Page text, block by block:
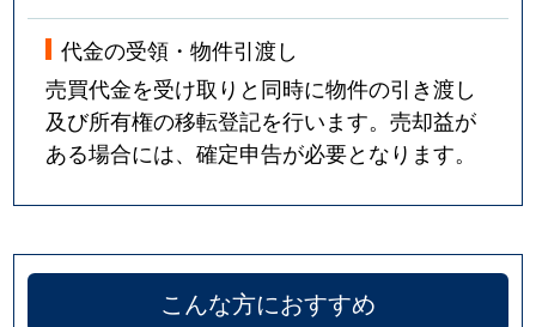
代金の受領・物件引渡し
売買代金を受け取りと同時に物件の引き渡し
及び所有権の移転登記を行います。売却益が
ある場合には、確定申告が必要となります。
こんな方におすすめ